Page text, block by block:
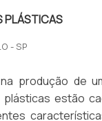
PLÁSTICAS
- SP
produção de
estão